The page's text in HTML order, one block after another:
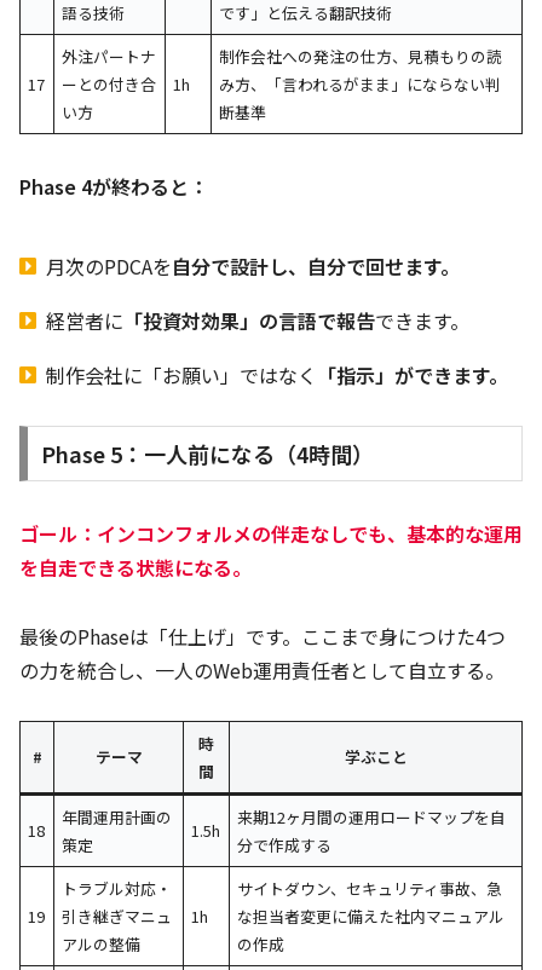
語る技術
です」と伝える翻訳技術
17
外注パートナ
ーとの付き合
い方
1h
制作会社への発注の仕方、見積もりの読
み方、「言われるがまま」にならない判
断基準
Phase 4が終わると：
月次のPDCAを自分で設計し、自分で回せます。
経営者に 「投資対効果」の言語で報告できます。
制作会社に「お願い」ではなく 「指示」ができます。
Phase 5：一人前になる（4時間）
ゴール：インコンフォルメの伴走なしでも、基本的な運用
を自走できる状態になる。
最後のPhaseは「仕上げ」です。ここまで身につけた4つ
の力を統合し、一人のWeb運用責任者として自立する。
# テーマ
時
間
学ぶこと
18
年間運用計画の
策定
1.5h
来期12ヶ月間の運用ロードマップを自
分で作成する
19
トラブル対応・
引き継ぎマニュ
アルの整備
1h
サイトダウン、セキュリティ事故、急
な担当者変更に備えた社内マニュアル
の作成